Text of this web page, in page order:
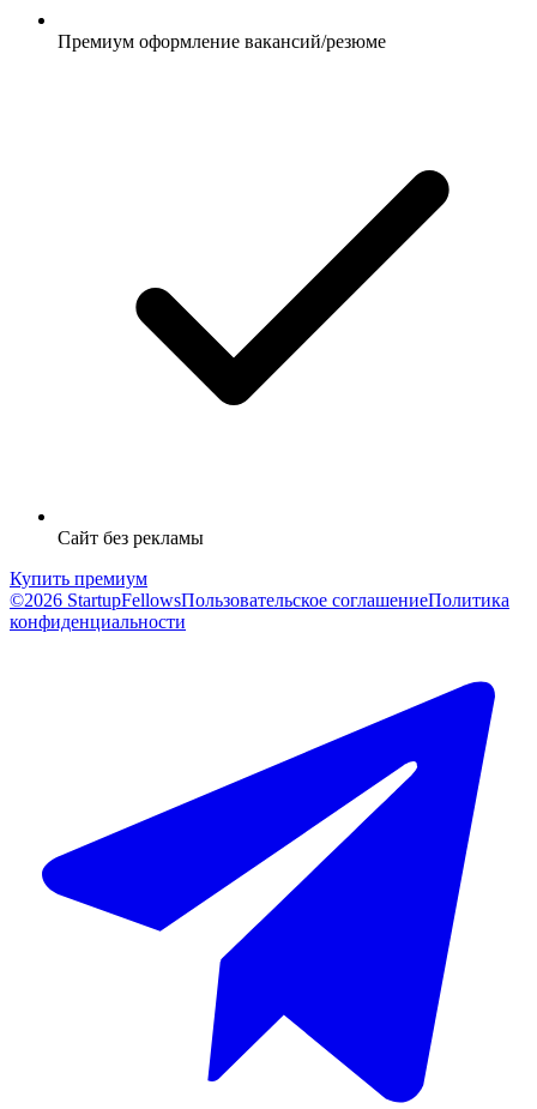
Премиум оформление вакансий/резюме
Сайт без рекламы
Купить премиум
©2026 StartupFellowsПользовательское соглашениеПолитика
конфиденциальности